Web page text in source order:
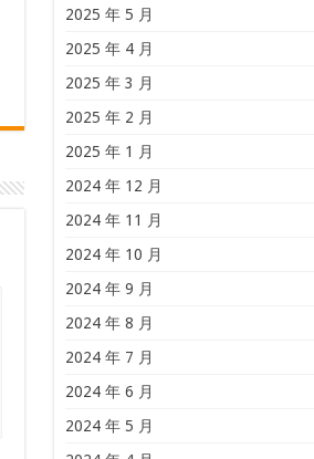
2025 年 5 月
2025 年 4 月
2025 年 3 月
2025 年 2 月
2025 年 1 月
2024 年 12 月
2024 年 11 月
2024 年 10 月
2024 年 9 月
2024 年 8 月
2024 年 7 月
2024 年 6 月
2024 年 5 月